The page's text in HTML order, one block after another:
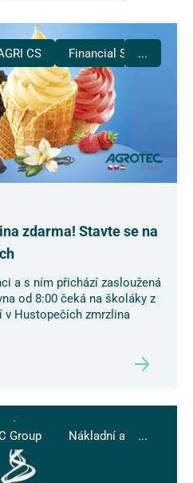
CS Financial Services
...
zdarma! Stavte se na
a s ním přichází zasloužená
od 8:00 čeká na školáky z
Hustopečích zmrzlina
Group Nákladní auta...